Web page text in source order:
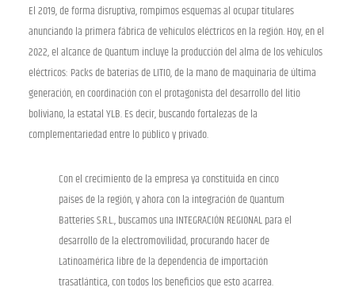
El 2019, de forma disruptiva, rompimos esquemas al ocupar titulares
anunciando la primera fábrica de vehículos eléctricos en la región. Hoy, en el
2022, el alcance de Quantum incluye la producción del alma de los vehículos
eléctricos: Packs de baterías de LITIO, de la mano de maquinaria de última
generación, en coordinación con el protagonista del desarrollo del litio
boliviano, la estatal YLB. Es decir, buscando fortalezas de la
complementariedad entre lo público y privado.
Con el crecimiento de la empresa ya constituida en cinco
países de la región, y ahora con la integración de Quantum
Batteries S.R.L., buscamos una INTEGRACIÓN REGIONAL para el
desarrollo de la electromovilidad, procurando hacer de
Latinoamérica libre de la dependencia de importación
trasatlántica, con todos los beneficios que esto acarrea.